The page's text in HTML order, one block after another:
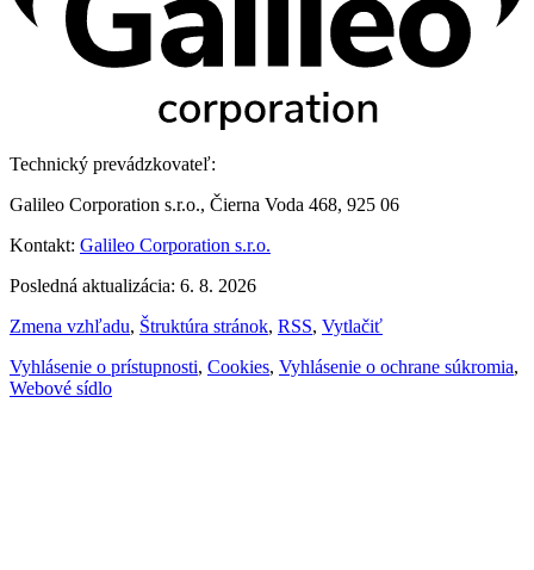
Technický prevádzkovateľ:
Galileo Corporation s.r.o., Čierna Voda 468, 925 06
Kontakt: Galileo Corporation s.r.o.
Posledná aktualizácia: 6. 8. 2026
Zmena vzhľadu, Štruktúra stránok, RSS, Vytlačiť
Vyhlásenie o prístupnosti, Cookies, Vyhlásenie o ochrane súkromia,
Webové sídlo